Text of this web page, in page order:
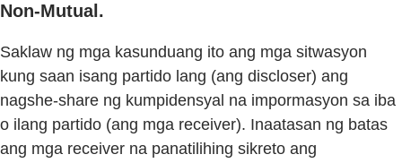
Non-Mutual.
Saklaw ng mga kasunduang ito ang mga sitwasyon
kung saan isang partido lang (ang discloser) ang
nagshe-share ng kumpidensyal na impormasyon sa iba
o ilang partido (ang mga receiver). Inaatasan ng batas
ang mga receiver na panatilihing sikreto ang